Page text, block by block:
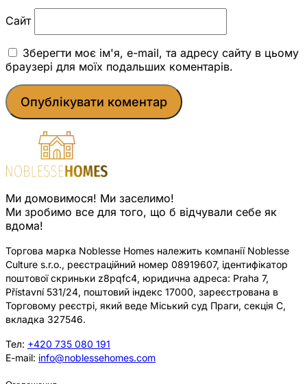
Сайт
Зберегти моє ім'я, e-mail, та адресу сайту в цьому
браузері для моїх подальших коментарів.
Ми домовимося! Ми заселимо!
Ми зробимо все для того, що б відчували себе як
вдома!
Торгова марка Noblesse Homes належить компанії Noblesse
Culture s.r.o., реєстраційний номер 08919607, ідентифікатор
поштової скриньки z8pqfc4, юридична адреса: Praha 7,
Přístavní 531/24, поштовий індекс 17000, зареєстрована в
Торговому реєстрі, який веде Міський суд Праги, секція C,
вкладка 327546.
Тел: +420 735 080 191
E-mail: info@noblessehomes.com